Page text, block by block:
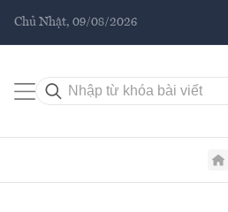
Chủ Nhật, 09/08/2026